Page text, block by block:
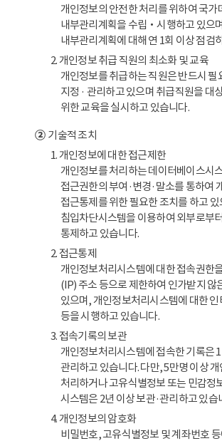
개인정보의 안전한 처리를 위하여 국
내부관리계획을 수립‧시행하고 있으
내부관리계획에 대해 연 1회 이상 점검
2. 개인정보 취급 직원의 최소화 및 교육
개인정보를 취급하는 직원은 반드시 필
지정 · 관리하고 있으며 취급직원을 대
위한 교육을 실시하고 있습니다.
②기술적 조치
1. 개인정보에 대한 접근제한
개인정보를 처리하는 데이터베이스시
접근권한의 부여·변경·말소를 통하여
접근통제를 위한 필요한 조치를 하고 있
침입차단시스템을 이용하여 외부로부
통제하고 있습니다.
2. 접근통제
개인정보처리시스템에 대한 접속권한
(IP) 주소 등으로 제한하여 인가받지 않
있으며, 개인정보처리시스템에 대한
등을 시행하고 있습니다.
3. 접속기록의 보관
개인정보처리시스템에 접속한 기록은 1
관리하고 있습니다. 다만, 5만명 이상
처리하거나 고유식별정보 또는 민감정
시스템은 2년 이상 보관·관리하고 있습
4. 개인정보의 암호화
비밀번호, 고유식별정보 및 계좌번호